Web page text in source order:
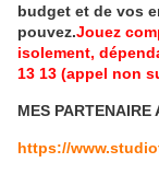
budget et de vos
pouvez.Jouez
isolement,
13 13 (appel non
MES PARTENAIRE
https://